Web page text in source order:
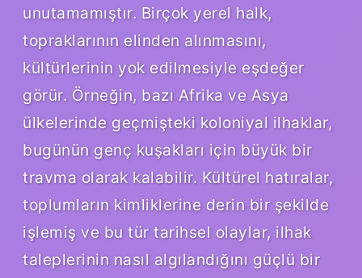
unutamamıştır. Birçok yerel halk,
topraklarının elinden alınmasını,
kültürlerinin yok edilmesiyle eşdeğer
görür. Örneğin, bazı Afrika ve Asya
ülkelerinde geçmişteki koloniyal ilhaklar,
bugünün genç kuşakları için büyük bir
travma olarak kalabilir. Kültürel hatıralar,
toplumların kimliklerine derin bir şekilde
işlemiş ve bu tür tarihsel olaylar, ilhak
taleplerinin nasıl algılandığını güçlü bir